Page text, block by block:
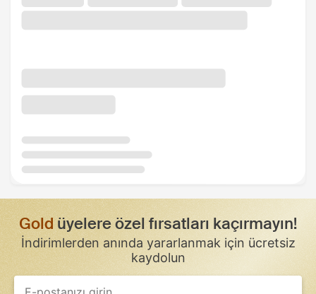
Goldüyelere özel fırsatları kaçırmayın!
İndirimlerden anında yararlanmak için ücretsiz
kaydolun
If